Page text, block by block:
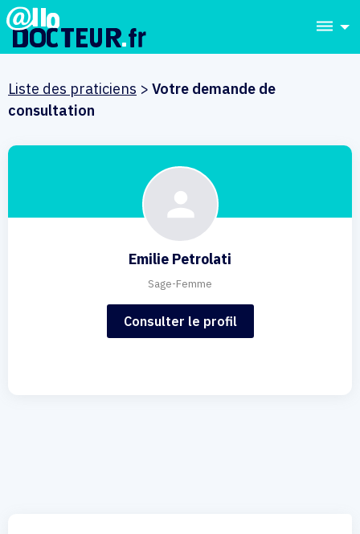
dehaze
Liste des praticiens > Votre demande de
consultation
Emilie Petrolati
Sage-Femme
Consulter le profil